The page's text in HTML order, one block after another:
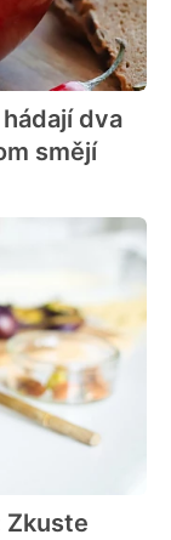
dva
smějí
Zkuste